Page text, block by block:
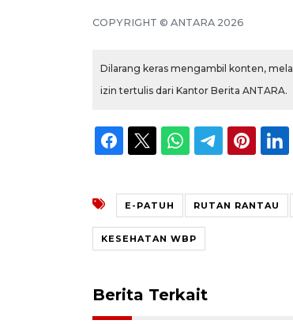
COPYRIGHT © ANTARA 2026
Dilarang keras mengambil konten,
izin tertulis dari Kantor Berita ANTARA.
E-PATUH RUTAN RANTAU
KESEHATAN WBP
Berita Terkait